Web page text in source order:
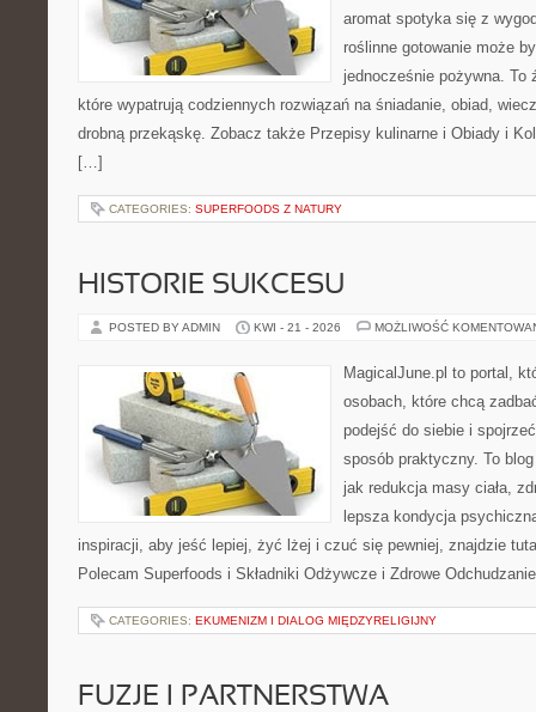
aromat spotyka się z
roślinne gotowanie może
jednocześnie pożywna. To
które wypatrują codziennych rozwiązań na śniadanie, obiad,
drobną przekąskę. Zobacz także Przepisy kulinarne i Obiady i
[…]
CATEGORIES: SUPERFOODS Z NATURY
HISTORIE SUKCESU
POSTED BY ADMIN KWI - 21 - 2026 MOŻLIWOŚĆ
MagicalJune.pl to portal,
osobach, które chcą
podejść do siebie i
sposób praktyczny. To
jak redukcja masy ciała,
lepsza kondycja
inspiracji, aby jeść lepiej, żyć lżej i czuć się pewniej, znajdzie
Polecam Superfoods i Składniki Odżywcze i Zdrowe
CATEGORIES: EKUMENIZM I DIALOG MIĘDZYRELIGIJNY
FUZJE I PARTNERSTWA